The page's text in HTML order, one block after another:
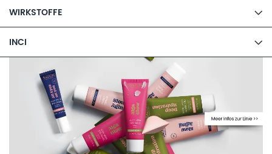
WIRKSTOFFE
INCI